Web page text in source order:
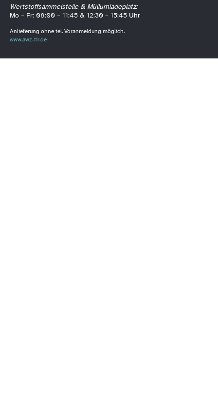
Wertstoffsammelstelle & Müllumladeplatz:
Mo – Fr: 08:00 – 11:45 & 12:30 – 15:45 Uhr
Anlieferung ohne tel. Voranmeldung möglich.
www.awz-tir.de